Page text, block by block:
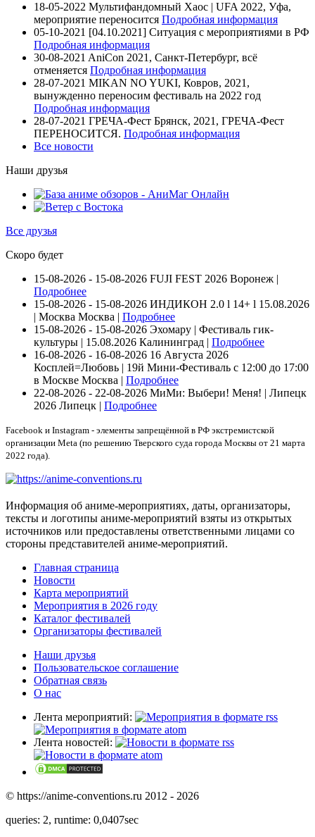
18-05-2022 Мультифандомный Хаос | UFA 2022, Уфа,
мероприятие переносится Подробная информация
05-10-2021 [04.10.2021] Ситуация с мероприятиями в РФ
Подробная информация
30-08-2021 AniCon 2021, Санкт-Петербург, всё
отменяется Подробная информация
28-07-2021 MIKAN NO YUKI, Ковров, 2021,
вынужденно переносим фестиваль на 2022 год
Подробная информация
28-07-2021 ГРЕЧА-Фест Брянск, 2021, ГРЕЧА-Фест
ПЕРЕНОСИТСЯ. Подробная информация
Все новости
Наши друзья
Все друзья
Скоро будет
15-08-2026 - 15-08-2026 FUJI FEST 2026 Воронеж |
Подробнее
15-08-2026 - 15-08-2026 ИНДИКОН 2.0 ӏ 14+ ӏ 15.08.2026
| Москва Москва | Подробнее
15-08-2026 - 15-08-2026 Эхомару | Фестиваль гик-
культуры | 15.08.2026 Калининград | Подробнее
16-08-2026 - 16-08-2026 16 Августа 2026
Косплей=Любовь | 19й Мини-Фестиваль с 12:00 до 17:00
в Москве Москва | Подробнее
22-08-2026 - 22-08-2026 МиМи: Выбери! Меня! | Липецк
2026 Липецк | Подробнее
Facebook и Instagram - элементы запрещённой в РФ экстремистской
организации Meta (по решению Тверского суда города Москвы от 21 марта
2022 года).
Информация об аниме-мероприятиях, даты, организаторы,
тексты и логотипы аниме-мероприятий взяты из открытых
источников или предоставлены ответственными лицами со
стороны представителей аниме-мероприятий.
Главная страница
Новости
Карта мероприятий
Мероприятия в 2026 году
Каталог фестивалей
Организаторы фестивалей
Наши друзья
Пользовательское соглашение
Обратная связь
О нас
Лента мероприятий:
Лента новостей:
© https://anime-conventions.ru 2012 - 2026
queries: 2, runtime: 0,0407sec